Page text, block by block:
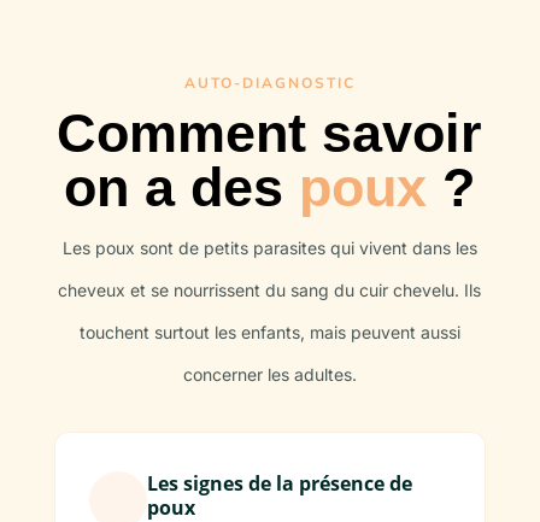
AUTO-DIAGNOSTIC
Comment savoir
on a des poux ?
Les poux sont de petits parasites qui vivent dans les
cheveux et se nourrissent du sang du cuir chevelu. Ils
touchent surtout les enfants, mais peuvent aussi
concerner les adultes.
Les signes de la présence de
poux